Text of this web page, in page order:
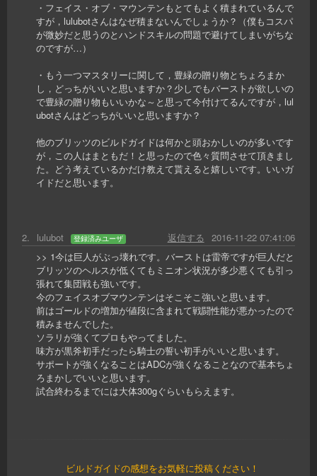
・フェイス・オブ・マウンテンもとてもよく積まれているんで
すが，lulubotさんはなぜ積まないんでしょうか？（僕もコスパ
が微妙だと思うのとハンドスキルの問題で避けてしまいがちな
のですが…）
・もう一つマスタリーに関して，豊緑の贈り物とちょろまか
し，どっちがいいと思いますか？少しでもバーストが欲しいの
で豊緑の贈り物もいいかな～と思って今付けてるんですが，lul
ubotさんはどっちがいいと思いますか？
他のブリッツのビルドガイドは何かと頭おかしいのが多いです
が，この人はまともだ！と思ったので色々質問させて頂きまし
た。どう考えているかだけ教えて貰えると嬉しいです。いいガ
イドだと思います。
2. lulubot 登録済みユーザ 2016-11-22 07:41:06
返信する
>> 1今は巨人がぶっ壊れです。バーストは雷帝ですが巨人だと
ブリッツのヘルスが低くてもミニオン状況が多少悪くても引っ
張れて集団戦も強いです。
今のフェイスオブマウンテンはそこそこ強いと思います。
前はゴールドの増加が値段に含まれて戦闘性能が悪かったので
積みませんでした。
ソラリが強くてプロもやってました。
味方が黒斧初手だったら騎士の誓い初手がいいと思います。
サポートが強くなることはADCが強くなることなので基本ちょ
ろまかしでいいと思います。
試合終わるまでには大体300gぐらいもらえます。
ビルドガイドの感想をお気軽に投稿ください！